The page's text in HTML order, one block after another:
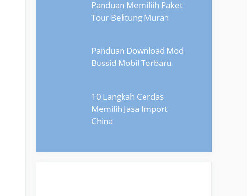
Panduan Memiliih Paket
Tour Belitung Murah
Panduan Download Mod
Bussid Mobil Terbaru
10 Langkah Cerdas
Memilih Jasa Import
China